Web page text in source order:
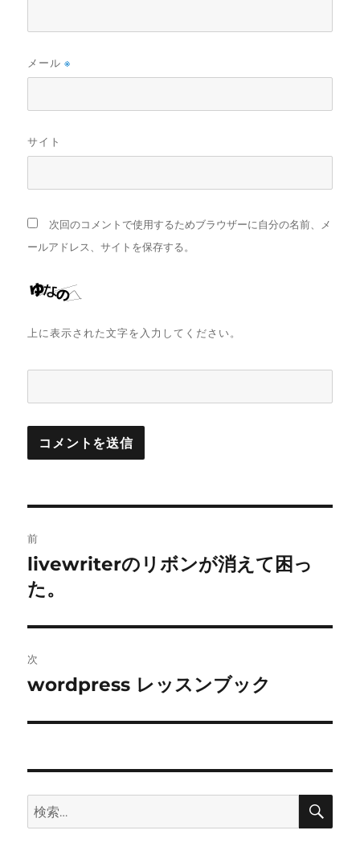
メール※
サイト
次回のコメントで使用するためブラウザーに自分の名前、メ
ールアドレス、サイトを保存する。
上に表示された文字を入力してください。
稿
ナ
ビ
ゲ
ー
シ
ン
前
前
の
稿:
livewriterのリボンが消えて困っ
た。
次
次
投
wordpress レッスンブック
検
索:
検